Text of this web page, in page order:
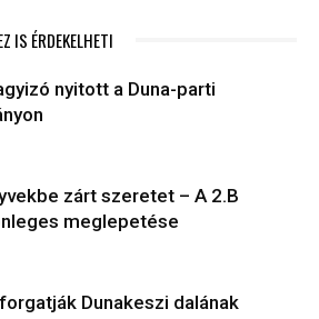
IS ÉRDEKELHETI
nyitott a Duna-parti
zárt szeretet – A 2.B
meglepetése
Dunakeszi dalának